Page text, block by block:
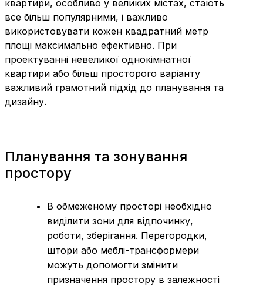
квартири, особливо у великих містах, стають
все більш популярними, і важливо
використовувати кожен квадратний метр
площі максимально ефективно. При
проектуванні невеликої однокімнатної
квартири або більш просторого варіанту
важливий грамотний підхід до планування та
дизайну.
Планування та зонування
простору
В обмеженому просторі необхідно
виділити зони для відпочинку,
роботи, зберігання. Перегородки,
штори або меблі-трансформери
можуть допомогти змінити
призначення простору в залежності